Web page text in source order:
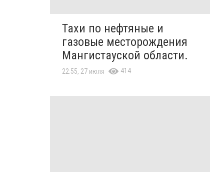
Тахи по нефтяные и
газовые месторождения
Мангистауской области.
22:55, 27 июля 414